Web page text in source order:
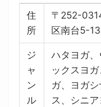
住
所
〒252-
区南台5-
ジ
ャ
ン
ル
ハタヨガ
ックスヨ
ガ、ヨガ
ス、シニ